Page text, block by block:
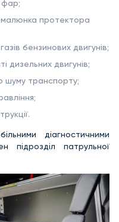
фар;
протектора
бензинових двигунів;
дизельних двигунів;
шуму транспорту;
діагностичними
підрозділ патрульної